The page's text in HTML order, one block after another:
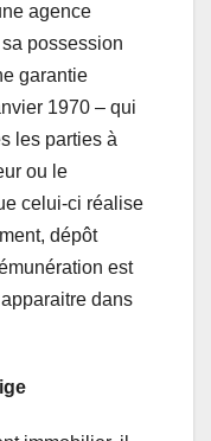
agence
possession
garantie
1970 – qui
les parties à
ou le
celui-ci réalise
dépôt
est
dans